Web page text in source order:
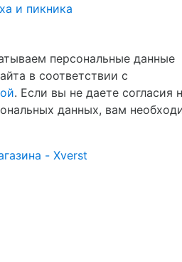
и пикника
персональные данные
в соответствии с
. Если вы не даете согласия
данных, вам
- Xverst